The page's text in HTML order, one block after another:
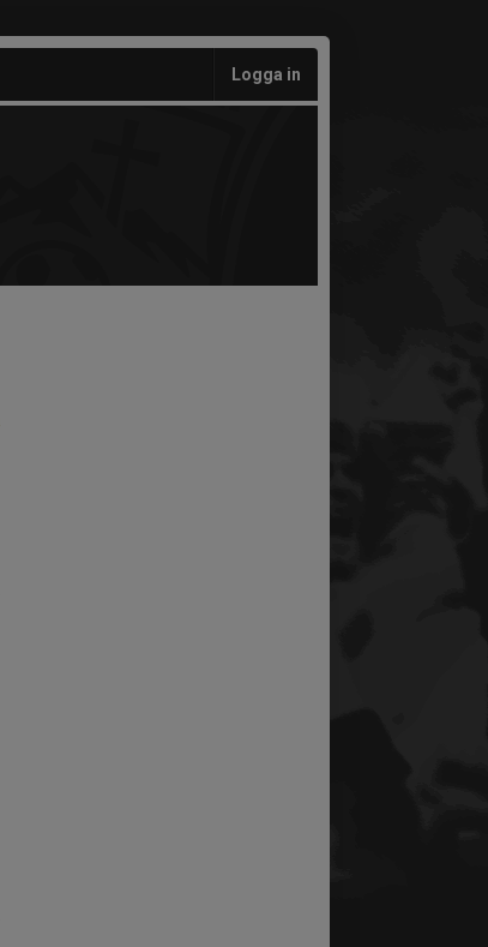
Logga in